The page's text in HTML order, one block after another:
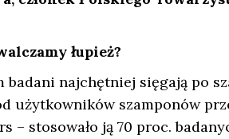
łupież?
badani najchętniej sięgają po
użytkowników szamponów
– stosowało ją 70 proc.